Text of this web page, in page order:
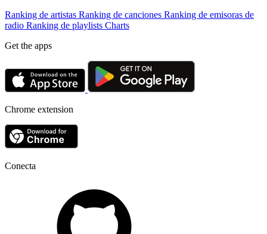
Ranking de artistas Ranking de canciones Ranking de emisoras de
radio Ranking de playlists Charts
Get the apps
Chrome extension
Conecta